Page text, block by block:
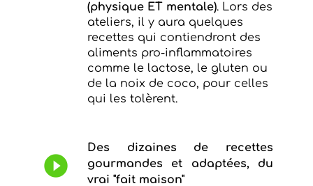
(physique ET mentale). Lors des
ateliers, il y aura quelques
recettes qui contiendront des
aliments pro-inflammatoires
comme le lactose, le gluten ou
de la noix de coco, pour celles
qui les tolèrent.
Des dizaines de recettes
gourmandes et adaptées, du
vrai "fait maison"
play_circle_filled